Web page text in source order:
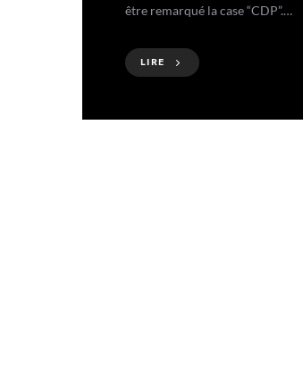
être remarqué la case “CDP”.…
LIRE